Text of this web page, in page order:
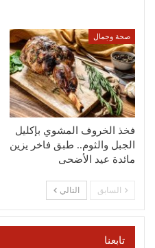
صحة وجمال
فخذ الخروف المشوي بإكليل
الجبل والثوم.. طبق فاخر يزين
مائدة عيد الأضحى
السابق التالي
تابعنا